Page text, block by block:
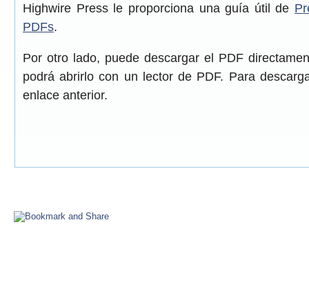
Highwire Press le proporciona una guía útil de
PDFs.
Por otro lado, puede descargar el PDF
podrá abrirlo con un lector de PDF. Para
enlace anterior.